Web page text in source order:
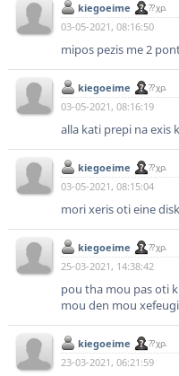
kiegoeime ?? χρ.
03-05-2021, 08:16:50
mipos pezis me 2
kiegoeime ?? χρ.
03-05-2021, 08:16:19
alla kati prepi na exis
kiegoeime ?? χρ.
03-05-2021, 08:15:04
mori xeris oti eine
kiegoeime ?? χρ.
25-03-2021, 14:38:42
pou tha mou pas oti
mou den mou xefeugi
kiegoeime ?? χρ.
23-03-2021, 06:21:59